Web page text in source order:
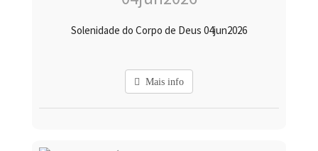
Solenidade do Corpo de Deus 04jun2026
Mais info